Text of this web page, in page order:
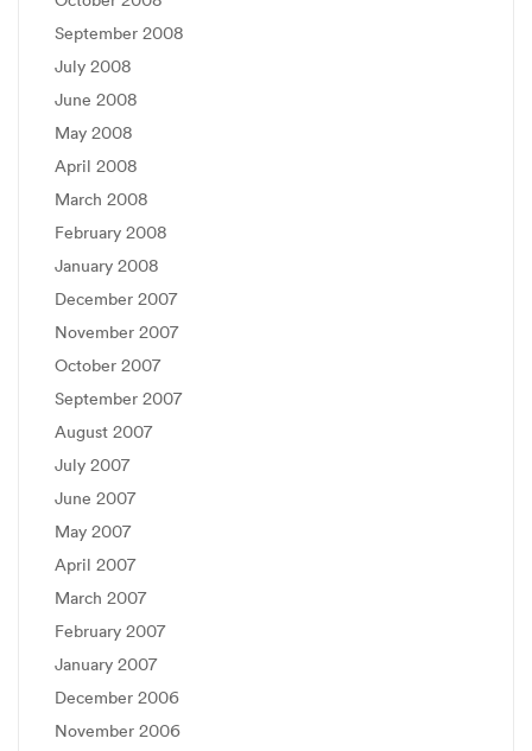
September 2008
July 2008
June 2008
May 2008
April 2008
March 2008
February 2008
January 2008
December 2007
November 2007
October 2007
September 2007
August 2007
July 2007
June 2007
May 2007
April 2007
March 2007
February 2007
January 2007
December 2006
November 2006